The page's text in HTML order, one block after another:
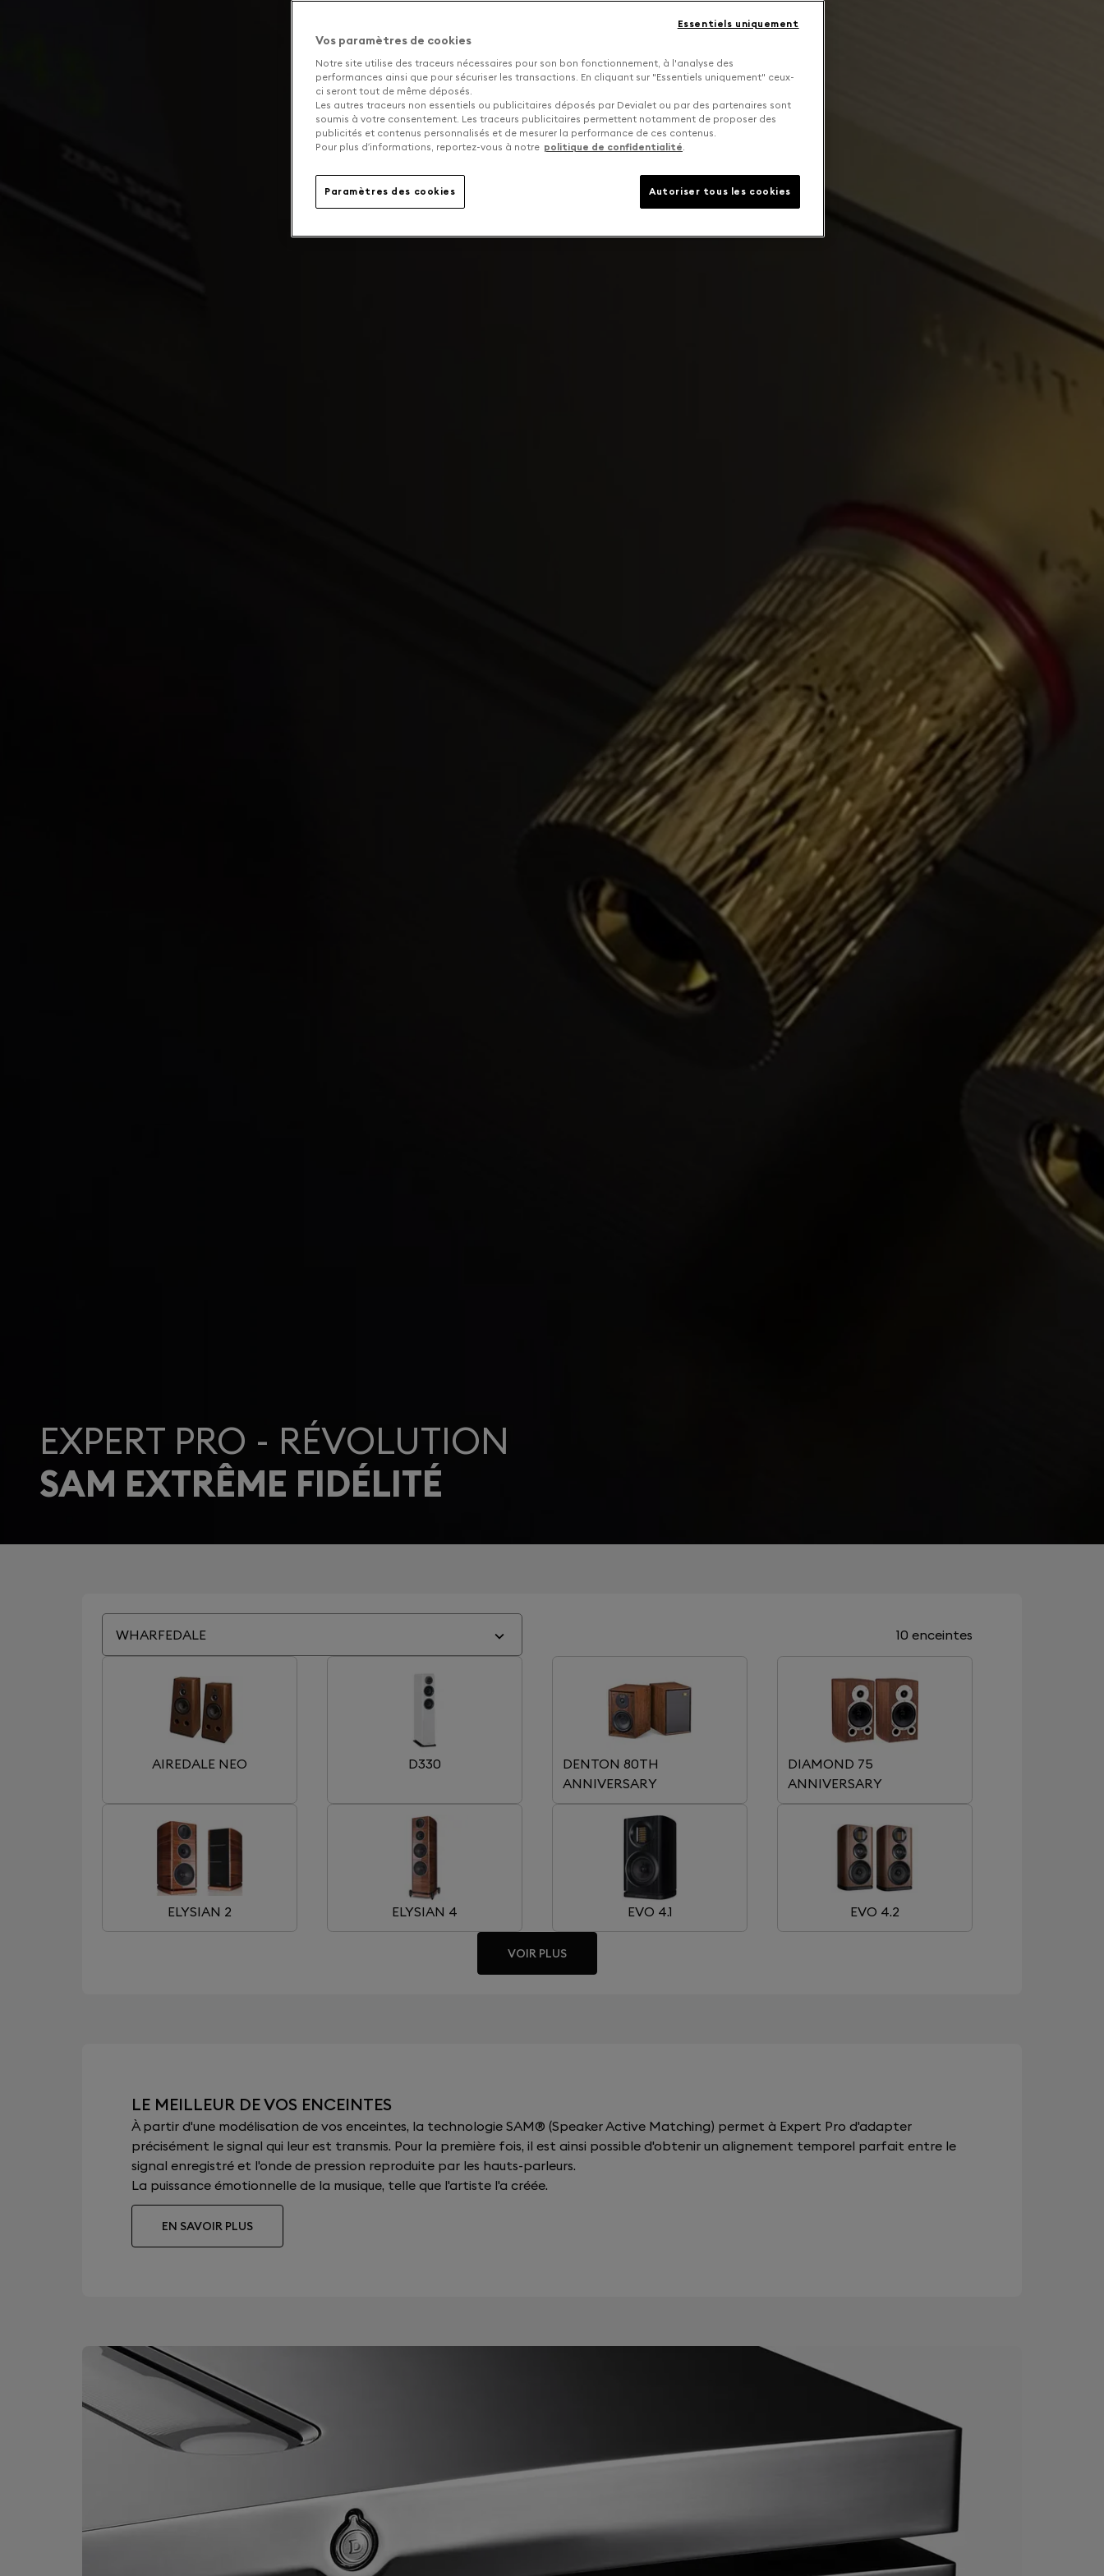
EXPERT PRO - RÉVOLUTION
SAM EXTRÊME FIDÉLITÉ
WHARFEDALE 10 enceintes
AIREDALE NEO D330
DENTON 80TH
ANNIVERSARY
DIAMOND 75
ANNIVERSARY
ELYSIAN 2 ELYSIAN 4 EVO 4.1 EVO 4.2
VOIR PLUS
LE MEILLEUR DE VOS ENCEINTES
À partir d'une modélisation de vos enceintes, la technologie SAM® (Speaker Active Matching) permet à Expert Pro d'adapter
précisément le signal qui leur est transmis. Pour la première fois, il est ainsi possible d'obtenir un alignement temporel parfait entre le
signal enregistré et l'onde de pression reproduite par les hauts-parleurs.
La puissance émotionnelle de la musique, telle que l'artiste l'a créée.
EN SAVOIR PLUS
Vos paramètres de cookies
Notre site utilise des traceurs nécessaires pour son bon fonctionnement, à l'analyse des
performances ainsi que pour sécuriser les transactions. En cliquant sur "Essentiels uniquement" ceux-
ci seront tout de même déposés.
Les autres traceurs non essentiels ou publicitaires déposés par Devialet ou par des partenaires sont
soumis à votre consentement. Les traceurs publicitaires permettent notamment de proposer des
publicités et contenus personnalisés et de mesurer la performance de ces contenus.
Pour plus d’informations, reportez-vous à notre politique de confidentialité.
Paramètres des cookies
Essentiels uniquement
Autoriser tous les cookies